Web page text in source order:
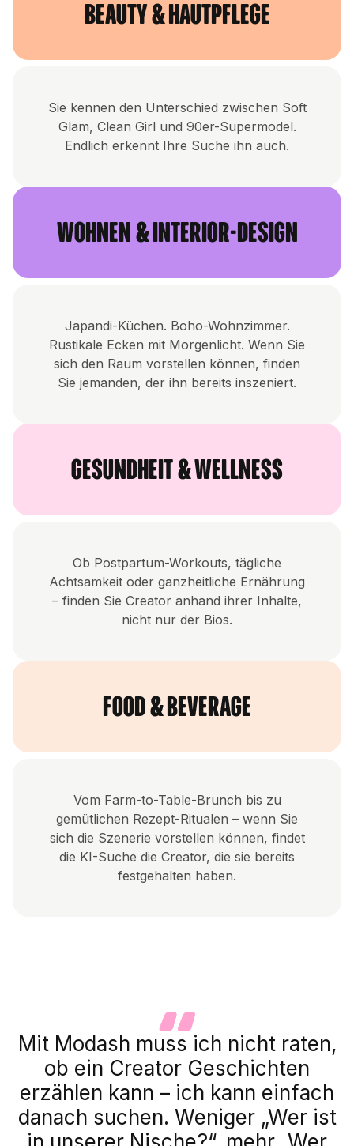
Sie kennen den Unterschied zwischen Soft
Glam, Clean Girl und 90er-Supermodel.
Endlich erkennt Ihre Suche ihn auch.
Beauty & Hautpflege
Wohnen & Interior-Design
Japandi-Küchen. Boho-Wohnzimmer.
Rustikale Ecken mit Morgenlicht. Wenn Sie
sich den Raum vorstellen können, finden
Sie jemanden, der ihn bereits inszeniert.
Ob Postpartum-Workouts, tägliche
Achtsamkeit oder ganzheitliche Ernährung
– finden Sie Creator anhand ihrer Inhalte,
nicht nur der Bios.
Gesundheit & Wellness
Food & Beverage
Vom Farm-to-Table-Brunch bis zu
gemütlichen Rezept-Ritualen – wenn Sie
sich die Szenerie vorstellen können, findet
die KI-Suche die Creator, die sie bereits
festgehalten haben.
Mit Modash muss ich nicht raten,
ob ein Creator Geschichten
erzählen kann – ich kann einfach
danach suchen. Weniger „Wer ist